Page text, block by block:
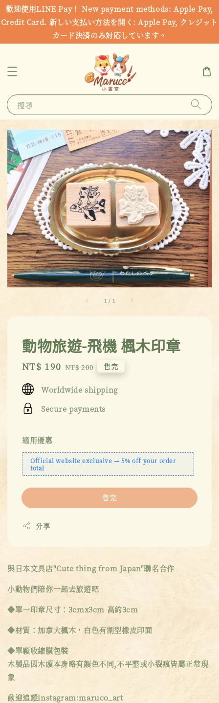
歡迎使用LINE Pay！ New payment methods: Apple Pay,
Credit Card. 新しい支払い方法を開く: Apple Pay, クレジット
カード決済のみ対応しています。
搜尋
1 / 1
動物旅遊-飛機 楓木印章
Sale
NT$ 190 Regular
NT$ 200 售完
Worldwide shipping
Secure payments
適用優惠
Official website exclusive — 5% off your order
total
售完
分享
與日本文具店"Cute thing from Japan"聯名合作
小動物們陪你一起去旅遊吧
◆單一印章尺寸：3cmx3cm 高約3cm
◆材質：加拿大楓木，白色有割型橡皮印面
◆單顆收縮膜包裝
木製品因木頭本身略有顏色不同,不平整或小裂痕皆屬正常現
象
歡迎追蹤instagram:maruco_art